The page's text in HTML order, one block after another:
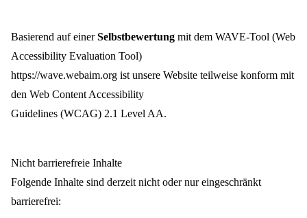
Basierend auf einerSelbstbewertung mit dem WAVE-Tool (Web
Accessibility Evaluation Tool)
https://wave.webaim.org ist unsere Website teilweise konform mit
den Web Content Accessibility
Guidelines (WCAG) 2.1 Level AA.
Nicht barrierefreie Inhalte
Folgende Inhalte sind derzeit nicht oder nur eingeschränkt
barrierefrei: